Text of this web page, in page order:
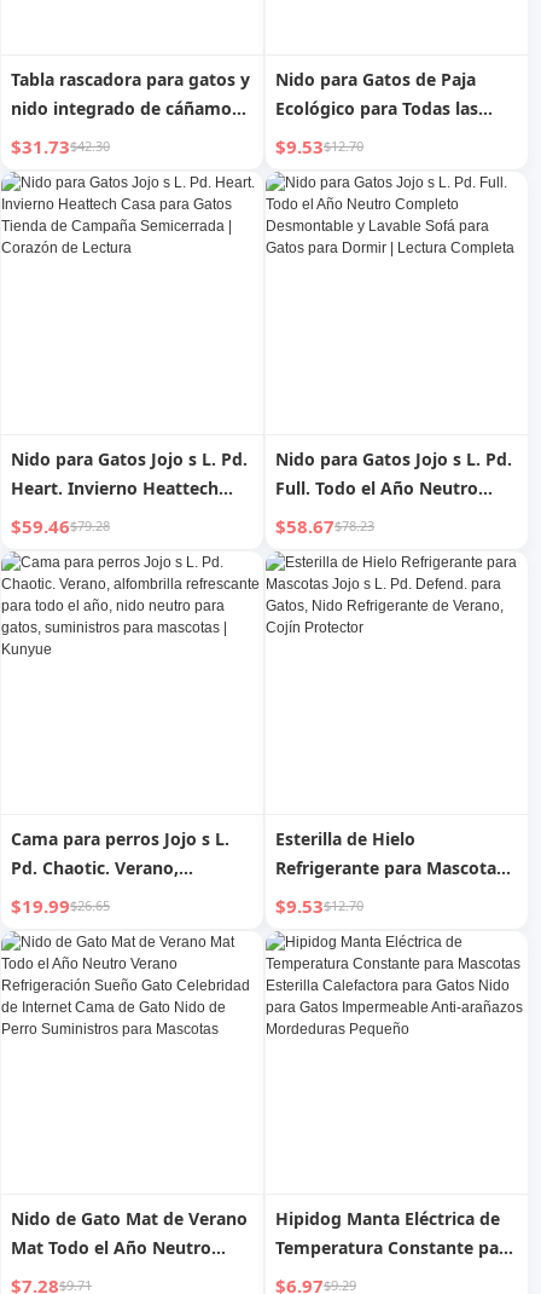
Tabla rascadora para gatos y
nido integrado de cáñamo
para mascotas, resistente a
la abrasión y a los arañazos
de Jojo s L. Pd. Mr. Grocery. |
Chino de ultramar
$31.73$42.30
Nido para Gatos de Paja
Ecológico para Todas las
Estaciones Jojo s L. Pd. Heat.
| Verano Caluroso
$9.53$12.70
Nido para Gatos Jojo s L. Pd.
Heart. Invierno Heattech
Casa para Gatos Tienda de
Campaña Semicerrada |
Corazón de Lectura
$59.46$79.28
Nido para Gatos Jojo s L. Pd.
Full. Todo el Año Neutro
Completo Desmontable y
Lavable Sofá para Gatos para
Dormir | Lectura Completa
$58.67$78.23
Cama para perros Jojo s L.
Pd. Chaotic. Verano,
alfombrilla refrescante para
todo el año, nido neutro
para gatos, suministros para
mascotas | Kunyue
$19.99$26.65
Esterilla de Hielo
Refrigerante para Mascotas
Jojo s L. Pd. Defend. para
Gatos, Nido Refrigerante de
Verano, Cojín Protector
$9.53$12.70
Nido de Gato Mat de Verano
Mat Todo el Año Neutro
Verano Refrigeración Sueño
$7.28$9.71
Hipidog Manta Eléctrica de
Temperatura Constante para
Mascotas Esterilla
$6.97$9.29